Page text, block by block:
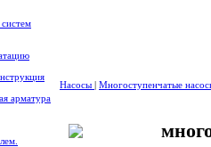
арматура
Насосы | Многоступенчатые